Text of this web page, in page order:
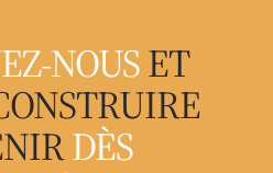
NOUSET
DÈS